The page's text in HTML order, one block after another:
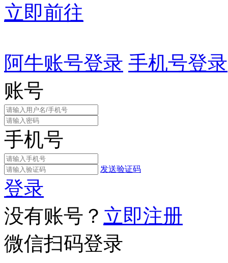
立即前往
阿牛账号登录 手机号登录
账号
手机号
发送验证码
登录
没有账号？ 立即注册
微信扫码登录